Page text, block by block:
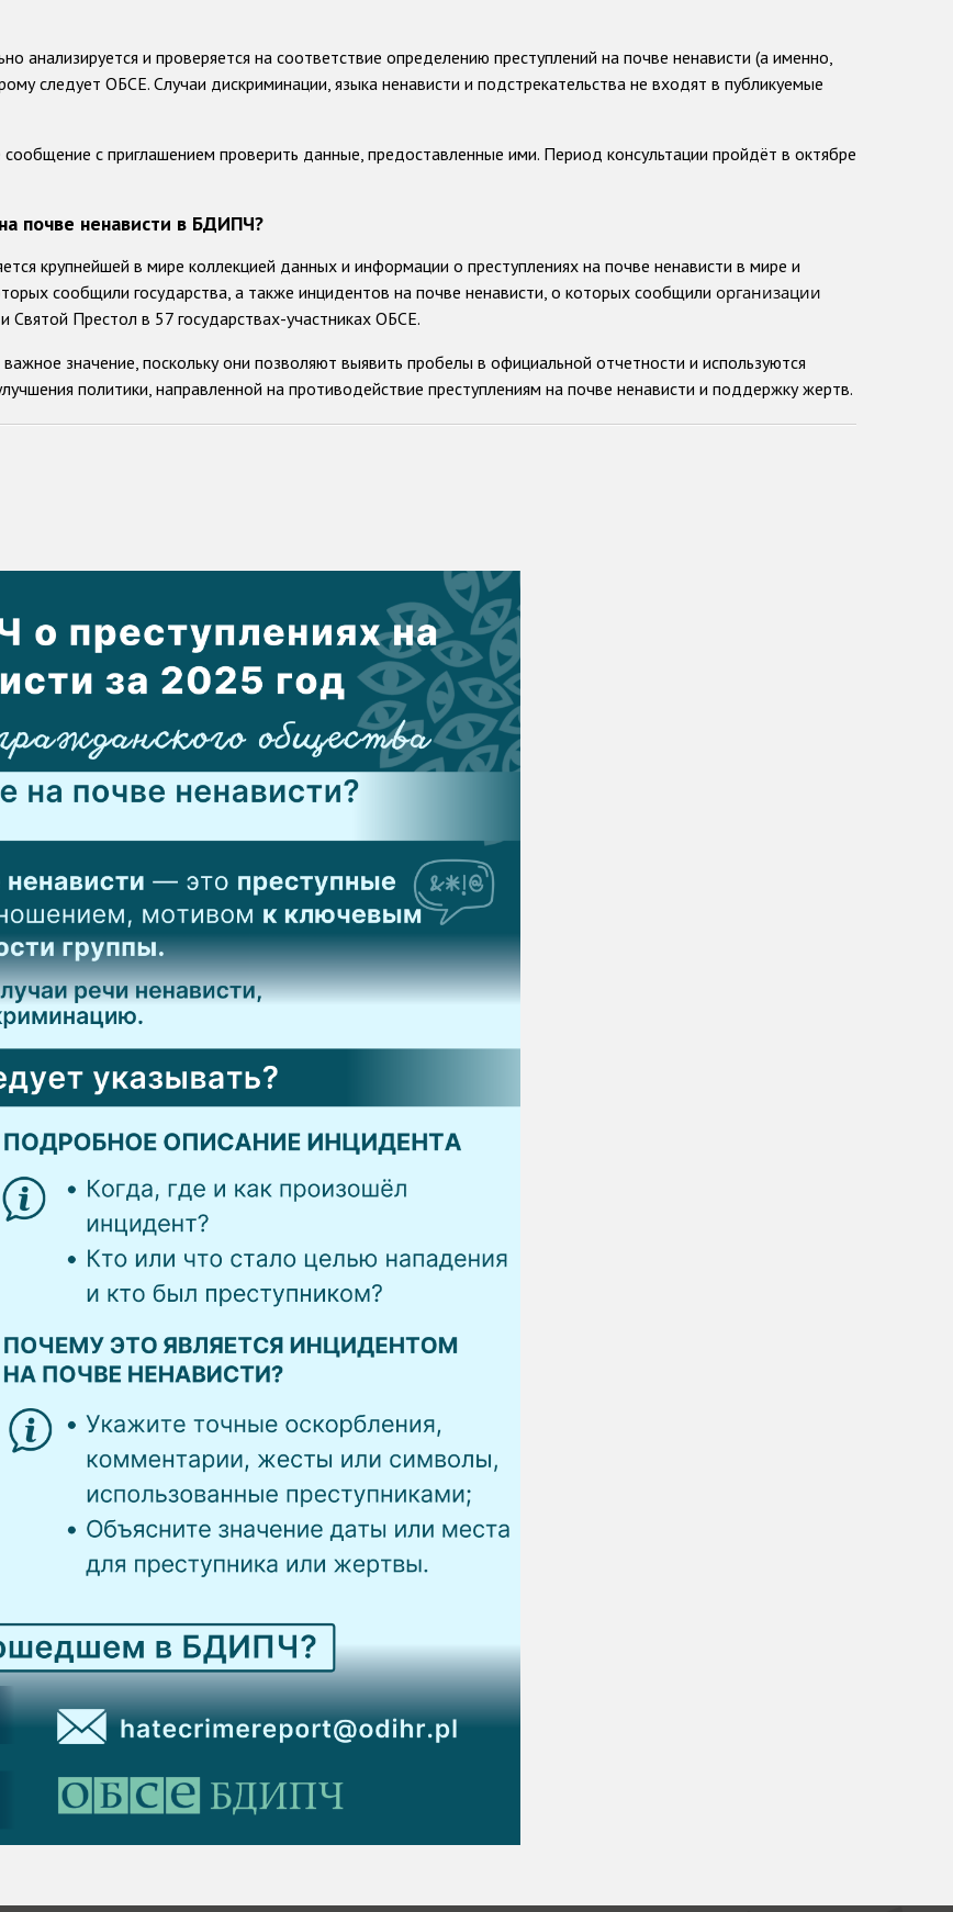
и проверяется на соответствие определению преступлений на почве ненависти (а именно,
следует ОБСЕ. Случаи дискриминации, языка ненависти и подстрекательства не входят в публикуемые
с приглашением проверить данные, предоставленные ими. Период консультации пройдёт в октябре
почве ненависти в БДИПЧ?
крупнейшей в мире коллекцией данных и информации о преступлениях на почве ненависти в мире и
сообщили государства, а также инцидентов на почве ненависти, о которых сообщили организации
Святой Престол в 57 государствах-участниках ОБСЕ.
значение, поскольку они позволяют выявить пробелы в официальной отчетности и используются
политики, направленной на противодействие преступлениям на почве ненависти и поддержку жертв.